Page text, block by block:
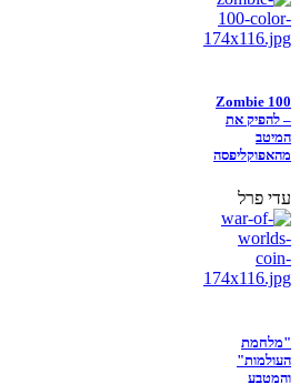
Zombie 100
– להפיק את
המיטב
מהאפוקליפסה
עדי פרל
"מלחמת
העולמות"
והמטבע